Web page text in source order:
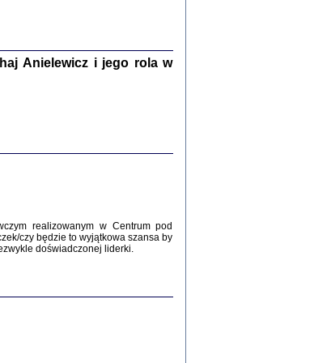
Warszawa 2017
o życiu w getcie i okupowanej
Warszawa 2016
Anielewicz i jego rola w
realizowanym w Centrum pod
czy będzie to wyjątkowa szansa by
doświadczonej liderki.